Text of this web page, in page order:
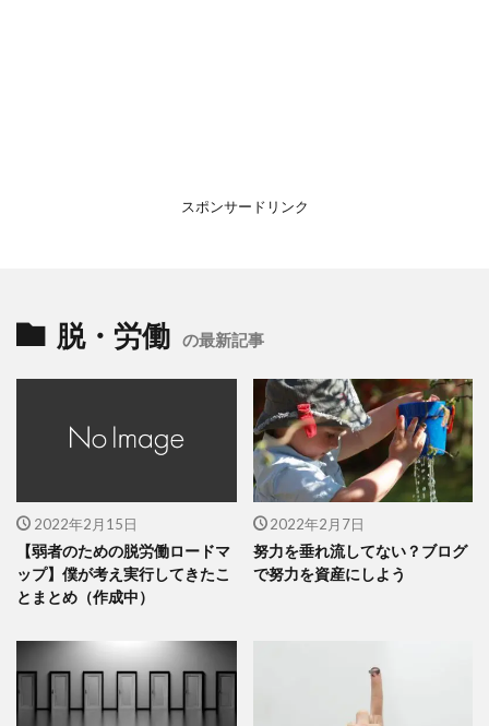
スポンサードリンク
脱・労働 の最新記事
2022年2月15日
【弱者のための脱労働ロードマ
ップ】僕が考え実行してきたこ
とまとめ（作成中）
2022年2月7日
努力を垂れ流してない？ブログ
で努力を資産にしよう